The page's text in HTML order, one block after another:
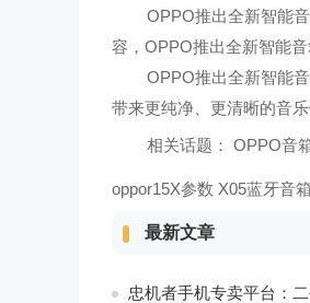
OPPO推出全新智能
容，OPPO推出全新智能
OPPO推出全新智能
带来更纯净、更清晰的音
相关话题： OPPO音
oppor15X参数 X05蓝牙音箱
最新文章
忠机者手机专卖平台：二手华为